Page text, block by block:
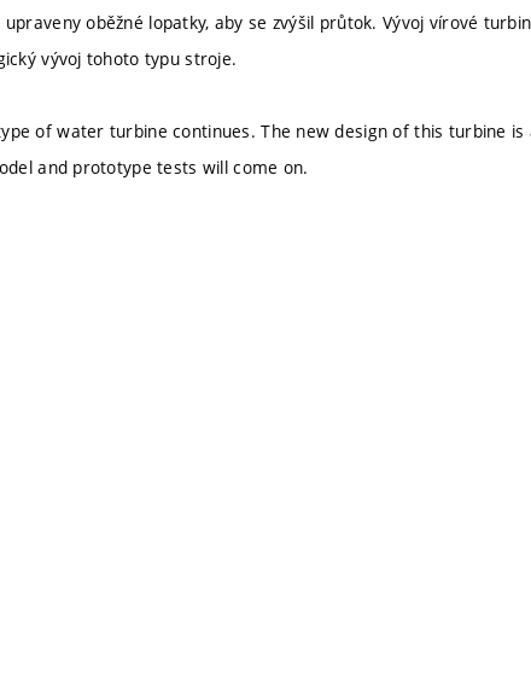
oběžné lopatky, aby se zvýšil průtok. Vývoj vírové
vývoj tohoto typu stroje.
of water turbine continues. The new design of this turbine is
and prototype tests will come on.